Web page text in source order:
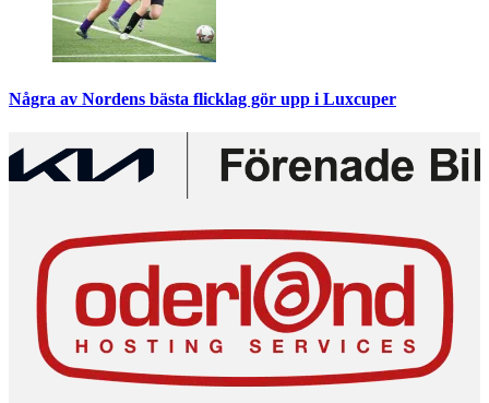
Några av Nordens bästa flicklag gör upp i Luxcuper